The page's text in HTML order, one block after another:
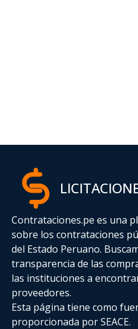
Contrataciones.pe es una
sobre los contrataciones
del Estado Peruano.
transparencia de las
las instituciones a
proveedores.
Esta página tiene como
proporcionada por SEACE.